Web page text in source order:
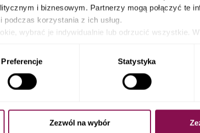
i biznesowym. Partnerzy mogą połączyć te
korzystania z ich usług.
wybrać je indywidualnie lub odrzucić wszystkie.
a także poprzez zmianę ustawień Twojej przeglądarki.
Preferencje Statystyka
Zezwól na wybór
Wałbrzych - Dieta